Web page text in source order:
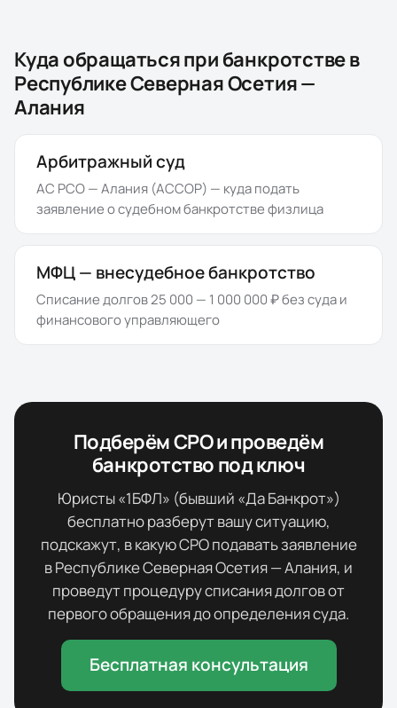
Куда обращаться при банкротстве в
Республике Северная Осетия —
Алания
Арбитражный суд
АС РСО — Алания (АССОР) — куда подать
заявление о судебном банкротстве физлица
МФЦ — внесудебное банкротство
Списание долгов 25 000 — 1 000 000 ₽ без суда и
финансового управляющего
Подберём СРО и проведём
банкротство под ключ
Юристы «1БФЛ» (бывший «Да Банкрот»)
бесплатно разберут вашу ситуацию,
подскажут, в какую СРО подавать заявление
вРеспублике Северная Осетия — Алания, и
проведут процедуру списания долгов от
первого обращения до определения суда.
Бесплатная консультация